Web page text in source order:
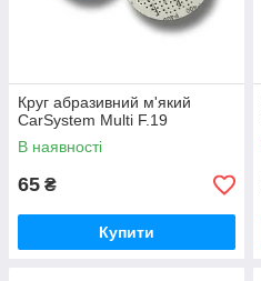
Круг абразивний м'який
CarSystem Multi F.19
В наявності
65 ₴
Купити